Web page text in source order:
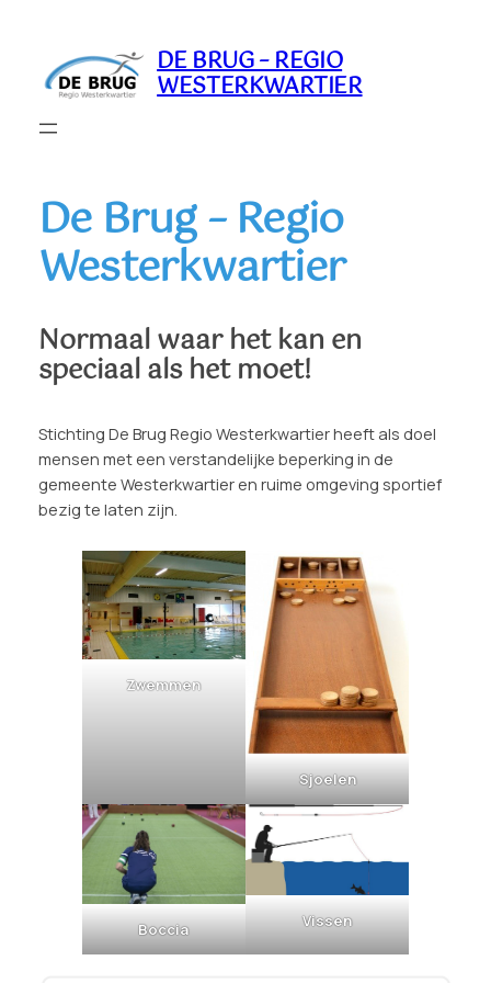
inhoud
DE BRUG – REGIO
WESTERKWARTIER
De Brug – Regio
Westerkwartier
Normaal waar het kan en
speciaal als het moet!
Stichting De Brug Regio Westerkwartier heeft als doel
mensen met een verstandelijke beperking in de
gemeente Westerkwartier en ruime omgeving sportief
bezig te laten zijn.
Zwemmen
Sjoelen
Boccia Vissen